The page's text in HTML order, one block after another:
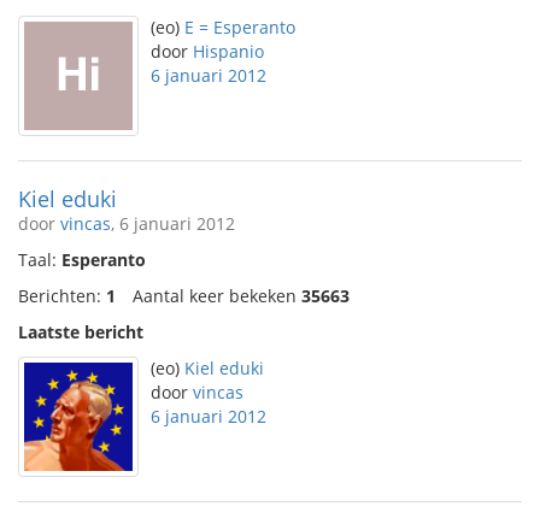
(eo) E = Esperanto
door Hispanio
6 januari 2012
Kiel eduki
door vincas, 6 januari 2012
Taal: Esperanto
Berichten: 1 Aantal keer bekeken 35663
Laatste bericht
(eo) Kiel eduki
door vincas
6 januari 2012